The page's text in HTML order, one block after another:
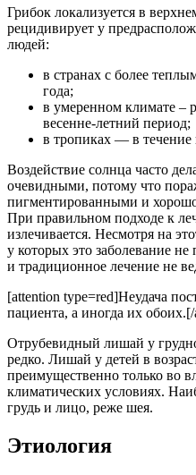
Грибок локализуется в
рецидивирует у
людей:
в странах с более
года;
в умеренном климате –
весенне-летний период;
в тропиках — в течение
Воздействие солнца часто
очевидными, потому что
пигментированными и
При правильном подходе к
излечивается. Несмотря на
у которых это заболевание
и традиционное лечение не
[attention type=red]Неудача
пациента, а иногда их
Отрубевидный лишай у
редко. Лишай у детей в
преимущественно только во
климатических условиях.
грудь и лицо, реже шея.
Этиология